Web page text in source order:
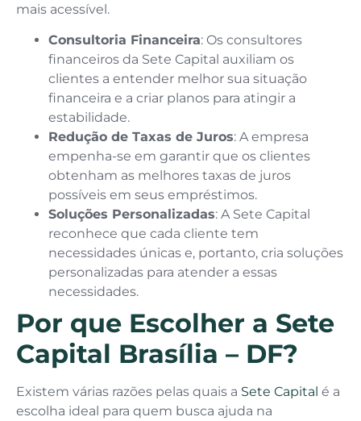
mais acessível.
Consultoria Financeira: Os consultores
financeiros da Sete Capital auxiliam os
clientes a entender melhor sua situação
financeira e a criar planos para atingir a
estabilidade.
Redução de Taxas de Juros: A empresa
empenha-se em garantir que os clientes
obtenham as melhores taxas de juros
possíveis em seus empréstimos.
Soluções Personalizadas: A Sete Capital
reconhece que cada cliente tem
necessidades únicas e, portanto, cria soluções
personalizadas para atender a essas
necessidades.
Por que Escolher a Sete
Capital Brasília – DF?
Existem várias razões pelas quais a Sete Capital é a
escolha ideal para quem busca ajuda na